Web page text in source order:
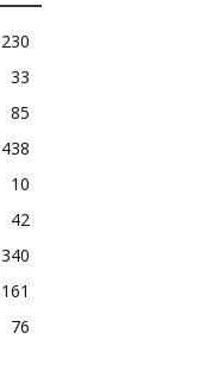
230
33
85
438
10
42
340
161
76